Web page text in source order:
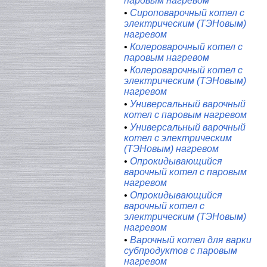
• Сироповарочный котел с
электрическим (ТЭНовым)
нагревом
• Колероварочный котел с
паровым нагревом
• Колероварочный котел с
электрическим (ТЭНовым)
нагревом
• Универсальный варочный
котел с паровым нагревом
• Универсальный варочный
котел с электрическим
(ТЭНовым) нагревом
• Опрокидывающийся
варочный котел с паровым
нагревом
• Опрокидывающийся
варочный котел с
электрическим (ТЭНовым)
нагревом
• Варочный котел для варки
субпродуктов с паровым
нагревом